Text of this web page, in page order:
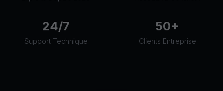
24/7
Support Technique
50+
Clients Entreprise